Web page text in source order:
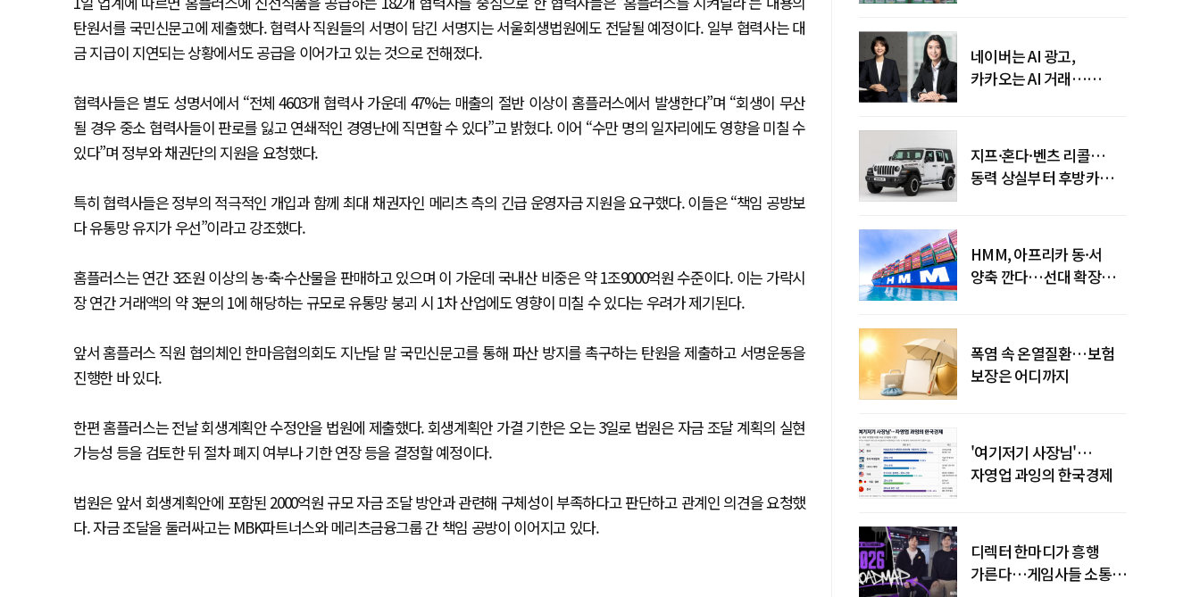
탄원서를 국민신문고에 제출했다. 협력사 직원들의 서명이 담긴 서명지는 서울회생법원에도 전달될 예정이다. 일부 협력사는 대
금 지급이 지연되는 상황에서도 공급을 이어가고 있는 것으로 전해졌다.
협력사들은 별도 성명서에서 “전체 4603개 협력사 가운데 47%는 매출의 절반 이상이 홈플러스에서 발생한다”며 “회생이 무산
될 경우 중소 협력사들이 판로를 잃고 연쇄적인 경영난에 직면할 수 있다”고 밝혔다. 이어 “수만 명의 일자리에도 영향을 미칠 수
있다”며 정부와 채권단의 지원을 요청했다.
특히 협력사들은 정부의 적극적인 개입과 함께 최대 채권자인 메리츠 측의 긴급 운영자금 지원을 요구했다. 이들은 “책임 공방보
다 유통망 유지가 우선”이라고 강조했다.
홈플러스는 연간 3조원 이상의 농·축·수산물을 판매하고 있으며 이 가운데 국내산 비중은 약 1조9000억원 수준이다. 이는 가락시
장 연간 거래액의 약 3분의 1에 해당하는 규모로 유통망 붕괴 시 1차 산업에도 영향이 미칠 수 있다는 우려가 제기된다.
앞서 홈플러스 직원 협의체인 한마음협의회도 지난달 말 국민신문고를 통해 파산 방지를 촉구하는 탄원을 제출하고 서명운동을
진행한 바 있다.
한편 홈플러스는 전날 회생계획안 수정안을 법원에 제출했다. 회생계획안 가결 기한은 오는 3일로 법원은 자금 조달 계획의 실현
가능성 등을 검토한 뒤 절차 폐지 여부나 기한 연장 등을 결정할 예정이다.
법원은 앞서 회생계획안에 포함된 2000억원 규모 자금 조달 방안과 관련해 구체성이 부족하다고 판단하고 관계인 의견을 요청했
다. 자금 조달을 둘러싸고는 MBK파트너스와 메리츠금융그룹 간 책임 공방이 이어지고 있다.
네이버는 AI 광고,
카카오는 AI 거래…
지프·혼다·벤츠 리콜…
동력 상실부터 후방카메라
HMM, 아프리카 동·서
양축 깐다…선대 확장
폭염 속 온열질환…보험
보장은 어디까지
'여기저기 사장님'…
자영업 과잉의 한국경제
디렉터 한마디가 흥행
가른다…게임사들 소통